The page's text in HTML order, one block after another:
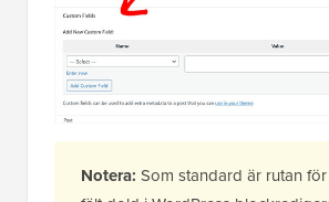
Notera: Som standard är rutan